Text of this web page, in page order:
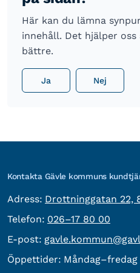
Här kan du lämna
innehåll. Det hjälper
bättre.
Ja Nej
Kontakta Gävle kommuns
Adress: besöksadress:
Drottninggatan 22,
Telefon: Telefon:
026–17 80 00
E-post: E-post:
Öppettider: Måndag–fredag